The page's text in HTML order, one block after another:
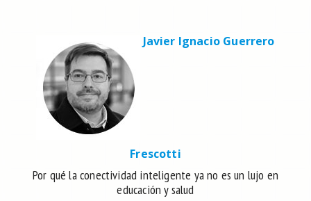
Javier Ignacio Guerrero
Frescotti
Por qué la conectividad inteligente ya no es un lujo en
educación y salud